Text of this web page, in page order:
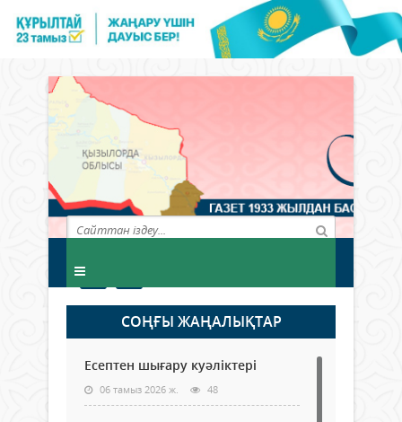
СОҢҒЫ ЖАҢАЛЫҚТАР
Есептен шығару куәліктері
06 тамыз 2026 ж. 48